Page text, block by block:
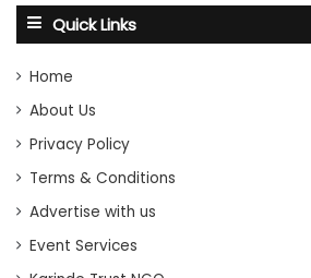
Quick Links
Home
About Us
Privacy Policy
Terms & Conditions
Advertise with us
Event Services